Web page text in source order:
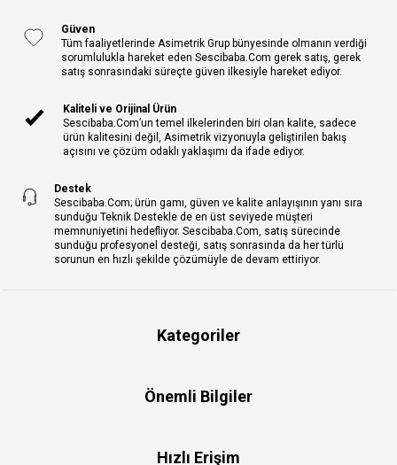
Güven
Tüm faaliyetlerinde Asimetrik Grup bünyesinde olmanın verdiği
sorumlulukla hareket eden Sescibaba.Com gerek satış, gerek
satış sonrasındaki süreçte güven ilkesiyle hareket ediyor.
Kaliteli ve Orijinal Ürün
Sescibaba.Com’un temel ilkelerinden biri olan kalite, sadece
ürün kalitesini değil, Asimetrik vizyonuyla geliştirilen bakış
açısını ve çözüm odaklı yaklaşımı da ifade ediyor.
Destek
Sescibaba.Com; ürün gamı, güven ve kalite anlayışının yanı sıra
sunduğu Teknik Destekle de en üst seviyede müşteri
memnuniyetini hedefliyor. Sescibaba.Com, satış sürecinde
sunduğu profesyonel desteği, satış sonrasında da her türlü
sorunun en hızlı şekilde çözümüyle de devam ettiriyor.
Kategoriler
Önemli Bilgiler
Hızlı Erişim